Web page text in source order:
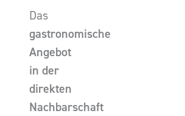
Das
gastronomische
Angebot
in der
direkten
Nachbarschaft